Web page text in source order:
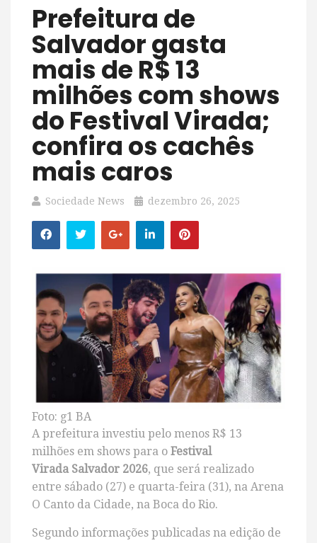
Prefeitura de
Salvador gasta
mais de R$ 13
milhões com shows
do Festival Virada;
confira os cachês
mais caros
Sociedade News dezembro 26, 2025
Foto: g1 BA
A prefeitura investiu pelo menos R$ 13
milhões em shows para o Festival
Virada Salvador 2026, que será realizado
entre sábado (27) e quarta-feira (31), na Arena
O Canto da Cidade, na Boca do Rio.
Segundo informações publicadas na edição de